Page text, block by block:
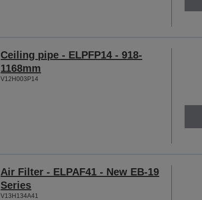
Ceiling pipe - ELPFP14 - 918-
1168mm
V12H003P14
Air Filter - ELPAF41 - New EB-19
Series
V13H134A41